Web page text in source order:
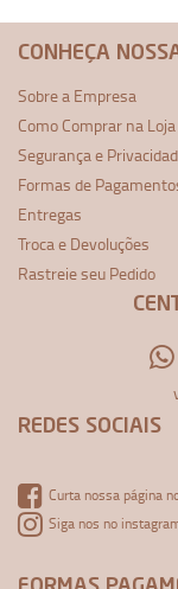
CONHEÇA
Sobre a Empresa
Como Comprar na Loja
Segurança e
Formas de
Entregas
Troca e Devoluções
Rastreie seu Pedido
REDES SOCIAIS
Curta nossa página
Siga nos no